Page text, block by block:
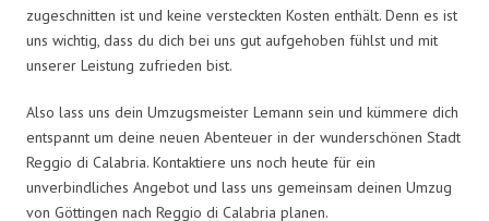
zugeschnitten ist und keine versteckten Kosten enthält. Denn es ist
uns wichtig, dass du dich bei uns gut aufgehoben fühlst und mit
unserer Leistung zufrieden bist.
Also lass uns dein Umzugsmeister Lemann sein und kümmere dich
entspannt um deine neuen Abenteuer in der wunderschönen Stadt
Reggio di Calabria. Kontaktiere uns noch heute für ein
unverbindliches Angebot und lass uns gemeinsam deinen Umzug
von Göttingen nach Reggio di Calabria planen.